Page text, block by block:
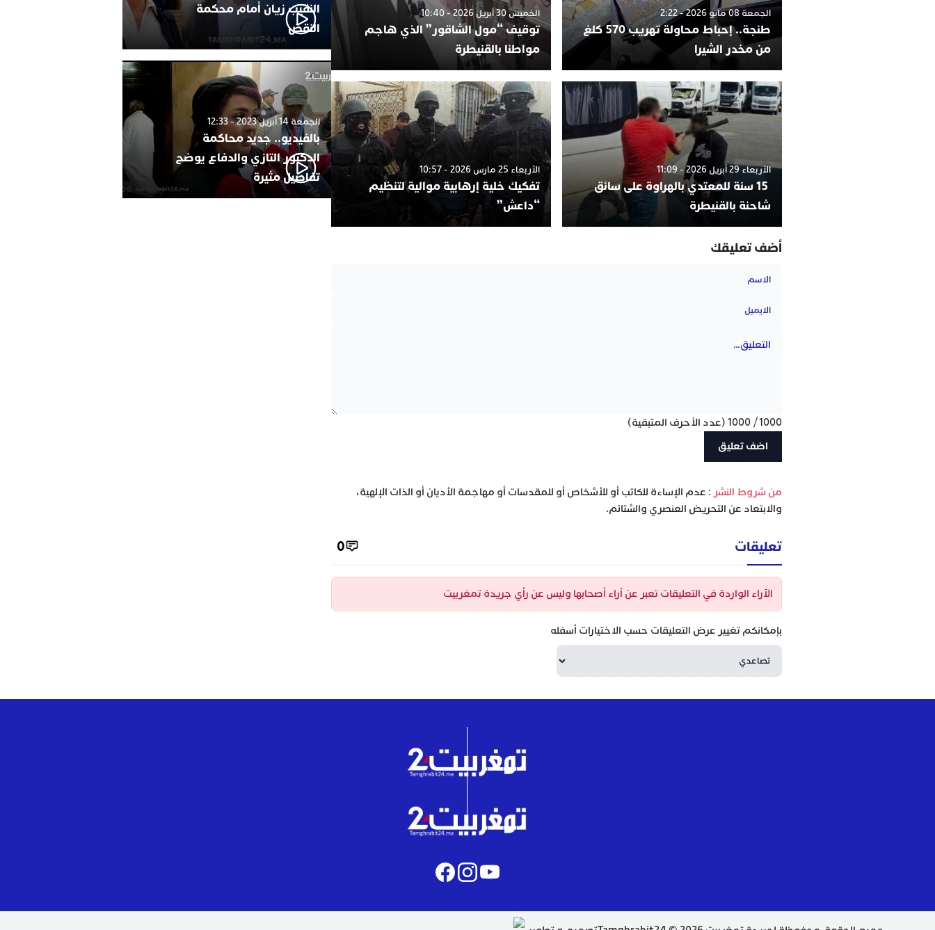
الجمعة 08 مايو 2026 - 2:22
طنجة.. إحباط محاولة تهريب 570 كلغ
من مخدر الشيرا
الخميس 30 أبريل 2026 - 10:40
توقيف “مول الشاقور” الذي هاجم
مواطنا بالقنيطرة
الأربعاء 29 أبريل 2026 - 11:09
15 سنة للمعتدي بالهراوة على سائق
شاحنة بالقنيطرة
الأربعاء 25 مارس 2026 - 10:57
تفكيك خلية إرهابية موالية لتنظيم
“داعش”
أضف تعليقك
1000
/
1000 (عدد الأحرف المتبقية)
‫من شروط النشر : عدم الإساءة للكاتب أو للأشخاص أو للمقدسات أو مهاجمة الأديان أو الذات الإلهية،
والابتعاد عن التحريض العنصري والشتائم.
تعليقات 0
الآراء الواردة في التعليقات تعبر عن آراء أصحابها وليس عن رأي جريدة تمغربيت
بإمكانكم تغيير عرض التعليقات حسب الاختيارات أسفله
النقيب زيان أمام محكمة
النقض
الجمعة 14 أبريل 2023 - 12:33
بالفيديو.. جديد محاكمة
الدكتور التازي والدفاع يوضح
تفاصيل مثيرة